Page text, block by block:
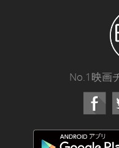
No.1映画